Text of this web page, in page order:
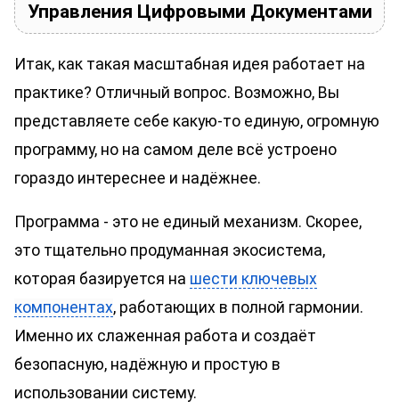
Управления Цифровыми Документами
Итак, как такая масштабная идея работает на
практике? Отличный вопрос. Возможно, Вы
представляете себе какую-то единую, огромную
программу, но на самом деле всё устроено
гораздо интереснее и надёжнее.
Программа - это не единый механизм. Скорее,
это тщательно продуманная экосистема,
которая базируется на шести ключевых
компонентах, работающих в полной гармонии.
Именно их слаженная работа и создаёт
безопасную, надёжную и простую в
использовании систему.